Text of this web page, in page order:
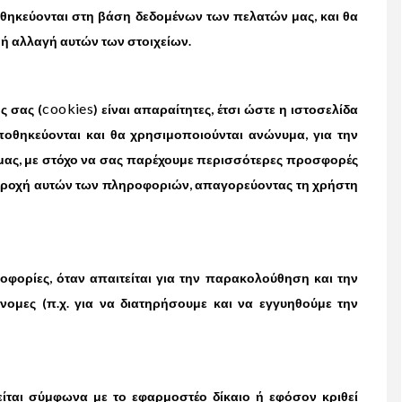
στη βάση δεδομένων των πελατών μας, και θα
αλλαγή αυτών των στοιχείων.
σας (cookies) είναι απαραίτητες, έτσι ώστε η ιστοσελίδα
και θα χρησιμοποιούνται ανώνυμα, για την
με στόχο να σας παρέχουμε περισσότερες προσφορές
αυτών των πληροφοριών, απαγορεύοντας τη χρήστη
όταν απαιτείται για την παρακολούθηση και την
(π.χ. για να διατηρήσουμε και να εγγυηθούμε την
σύμφωνα με το εφαρμοστέο δίκαιο ή εφόσον κριθεί